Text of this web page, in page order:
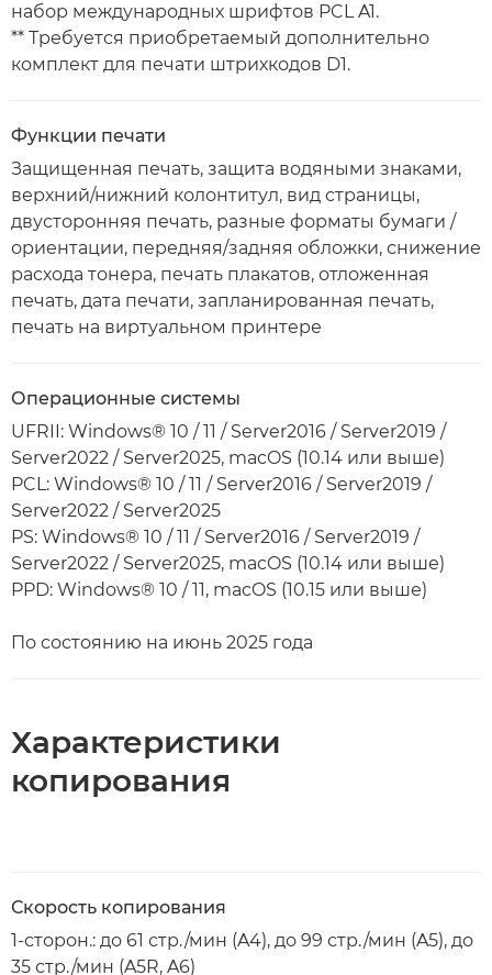
набор международных шрифтов PCL A1.
** Требуется приобретаемый дополнительно
комплект для печати штрихкодов D1.
Функции печати
Защищенная печать, защита водяными знаками,
верхний/нижний колонтитул, вид страницы,
двусторонняя печать, разные форматы бумаги /
ориентации, передняя/задняя обложки, снижение
расхода тонера, печать плакатов, отложенная
печать, дата печати, запланированная печать,
печать на виртуальном принтере
Операционные системы
UFRII: Windows® 10 / 11 / Server2016 / Server2019 /
Server2022 / Server2025, macOS (10.14 или выше)
PCL: Windows® 10 / 11 / Server2016 / Server2019 /
Server2022 / Server2025
PS: Windows® 10 / 11 / Server2016 / Server2019 /
Server2022 / Server2025, macOS (10.14 или выше)
PPD: Windows® 10 / 11, macOS (10.15 или выше)
По состоянию на июнь 2025 года
Характеристики
копирования
Скорость копирования
1-сторон.: до 61 стр./мин (A4), до 99 стр./мин (A5), до
35 стр./мин (A5R, A6)